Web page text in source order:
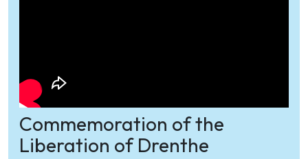
Commemoration of the
Liberation of Drenthe